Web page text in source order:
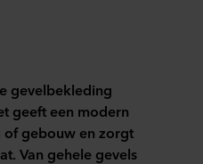
gevelbekleding
geeft een modern
of gebouw en zorgt
Van gehele gevels